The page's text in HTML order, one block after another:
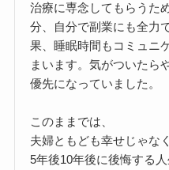
治療に専念してもらうた
分、自分で副業にも全力
果、睡眠時間もコミュニ
まいます。気がついたら
優先になっていました。
このままでは、
夫婦ともども幸せじゃな
5年後10年後に後悔する人